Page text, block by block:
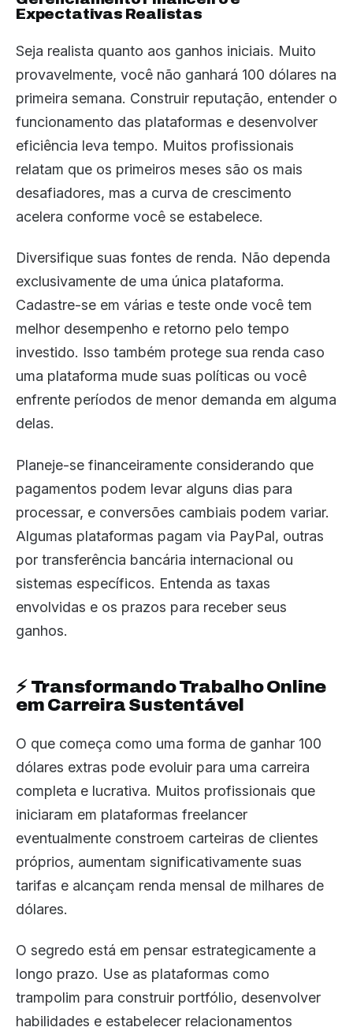
Expectativas Realistas
Seja realista quanto aos ganhos iniciais. Muito
provavelmente, você não ganhará 100 dólares na
primeira semana. Construir reputação, entender o
funcionamento das plataformas e desenvolver
eficiência leva tempo. Muitos profissionais
relatam que os primeiros meses são os mais
desafiadores, mas a curva de crescimento
acelera conforme você se estabelece.
Diversifique suas fontes de renda. Não dependa
exclusivamente de uma única plataforma.
Cadastre-se em várias e teste onde você tem
melhor desempenho e retorno pelo tempo
investido. Isso também protege sua renda caso
uma plataforma mude suas políticas ou você
enfrente períodos de menor demanda em alguma
delas.
Planeje-se financeiramente considerando que
pagamentos podem levar alguns dias para
processar, e conversões cambiais podem variar.
Algumas plataformas pagam via PayPal, outras
por transferência bancária internacional ou
sistemas específicos. Entenda as taxas
envolvidas e os prazos para receber seus
ganhos.
⚡ Transformando Trabalho Online
em Carreira Sustentável
O que começa como uma forma de ganhar 100
dólares extras pode evoluir para uma carreira
completa e lucrativa. Muitos profissionais que
iniciaram em plataformas freelancer
eventualmente constroem carteiras de clientes
próprios, aumentam significativamente suas
tarifas e alcançam renda mensal de milhares de
dólares.
O segredo está em pensar estrategicamente a
longo prazo. Use as plataformas como
trampolim para construir portfólio, desenvolver
habilidades e estabelecer relacionamentos